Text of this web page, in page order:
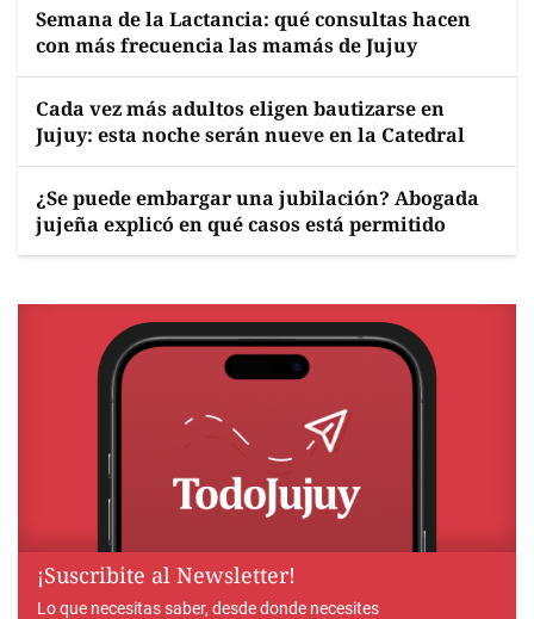
Semana de la Lactancia: qué consultas hacen
con más frecuencia las mamás de Jujuy
Cada vez más adultos eligen bautizarse en
Jujuy: esta noche serán nueve en la Catedral
¿Se puede embargar una jubilación? Abogada
jujeña explicó en qué casos está permitido
¡Suscribite al Newsletter!
Lo que necesitas saber, desde donde necesites